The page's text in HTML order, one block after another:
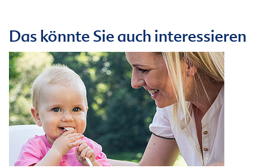
Das könnte Sie auch interessieren